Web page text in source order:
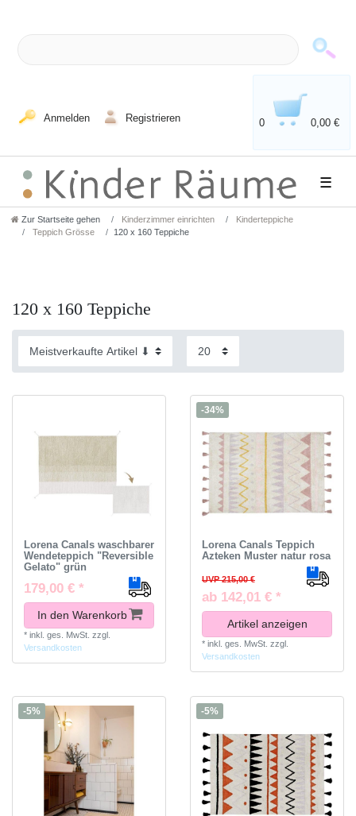
Anmelden Registrieren 0 0,00 €
☰
Zur Startseite gehen Kinderzimmer einrichten
Kinderteppiche
Teppich Grösse
120 x 160 Teppiche
120 x 160 Teppiche
Lorena Canals waschbarer
Wendeteppich "Reversible
Gelato" grün
179,00 € *
In den Warenkorb
* inkl. ges. MwSt. zzgl.
Versandkosten
-34%
Lorena Canals Teppich
Azteken Muster natur rosa
UVP 215,00 €
ab 142,01 € *
Artikel anzeigen
* inkl. ges. MwSt. zzgl.
Versandkosten
-5% -5%